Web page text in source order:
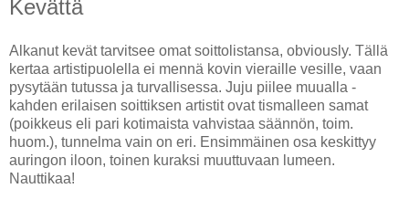
Kevättä
Alkanut kevät tarvitsee omat soittolistansa, obviously. Tällä
kertaa artistipuolella ei mennä kovin vieraille vesille, vaan
pysytään tutussa ja turvallisessa. Juju piilee muualla -
kahden erilaisen soittiksen artistit ovat tismalleen samat
(poikkeus eli pari kotimaista vahvistaa säännön, toim.
huom.), tunnelma vain on eri. Ensimmäinen osa keskittyy
auringon iloon, toinen kuraksi muuttuvaan lumeen.
Nauttikaa!